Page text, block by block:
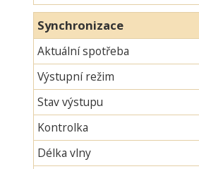
Synchronizace
Aktuální spotřeba
Výstupní režim
Stav výstupu
Kontrolka
Délka vlny